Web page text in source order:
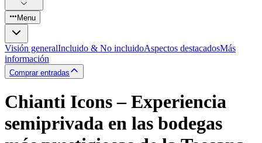
Menu
Visión generalIncluido & No incluidoAspectos destacadosMás
información
Comprar entradas
Chianti Icons – Experiencia
semiprivada en las bodegas